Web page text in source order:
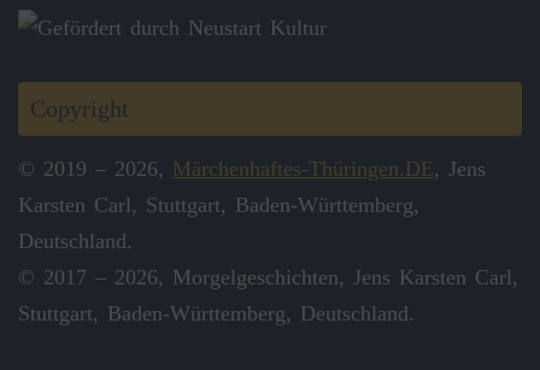
Copyright
© 2019 – 2026, Märchenhaftes-Thüringen.DE, Jens
Karsten Carl, Stuttgart, Baden-Württemberg,
Deutschland.
© 2017 – 2026, Morgelgeschichten, Jens Karsten Carl,
Stuttgart, Baden-Württemberg, Deutschland.